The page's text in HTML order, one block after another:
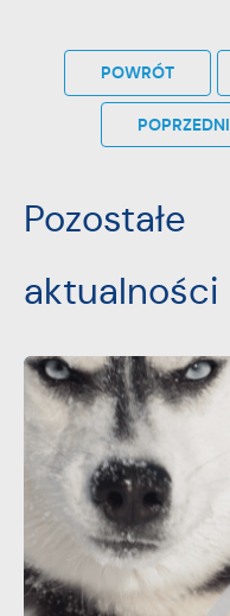
POWRÓT
POPRZEDNI
Pozostałe
aktualności